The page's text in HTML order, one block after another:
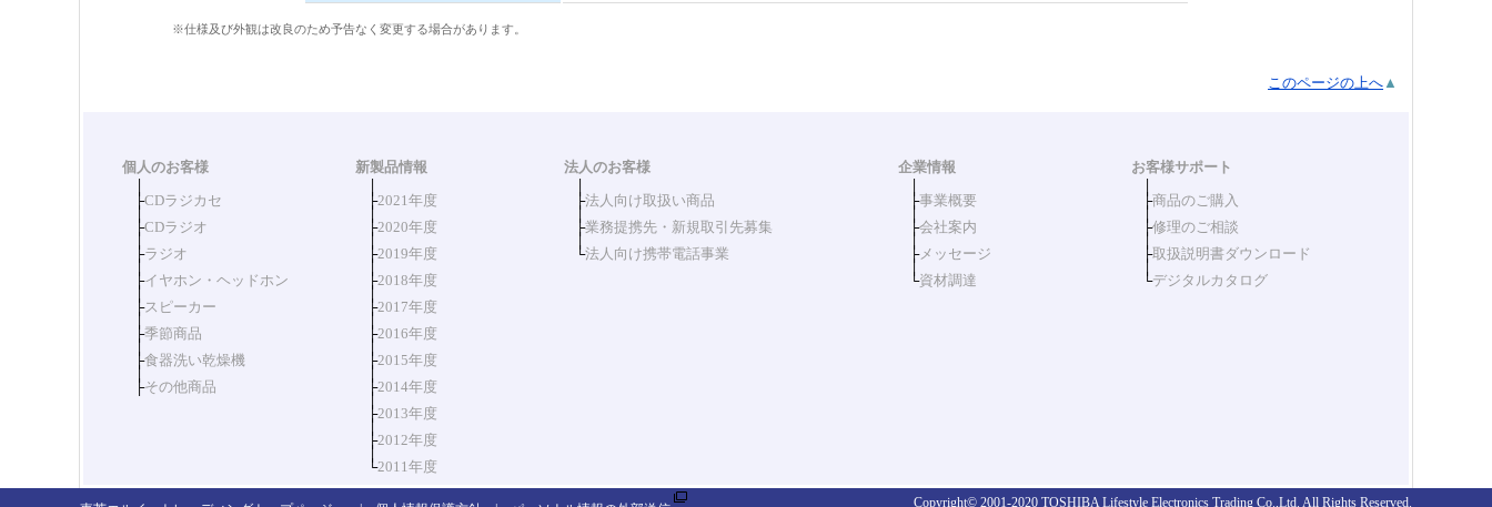
※仕様及び外観は改良のため予告なく変更する場合があります。
このページの上へ
個人のお客様
├CDラジカセ
│
├CDラジオ
│
├ラジオ
│
├イヤホン・ヘッドホン
│
├スピーカー
│
├季節商品
│
├食器洗い乾燥機
│
├その他商品
新製品情報
├2021年度
│
├2020年度
│
├2019年度
│
├2018年度
│
├2017年度
│
├2016年度
│
├2015年度
│
├2014年度
│
├2013年度
│
├2012年度
│
└2011年度
法人のお客様
├法人向け取扱い商品
│
├業務提携先・新規取引先募集
│
└法人向け携帯電話事業
企業情報
├事業概要
│
├会社案内
│
├メッセージ
│
└資材調達
お客様サポート
├商品のご購入
│
├修理のご相談
│
├取扱説明書ダウンロード
│
└デジタルカタログ
Copyright© 2001-2020 TOSHIBA Lifestyle Electronics Trading Co.,Ltd. All Rights Reserved.